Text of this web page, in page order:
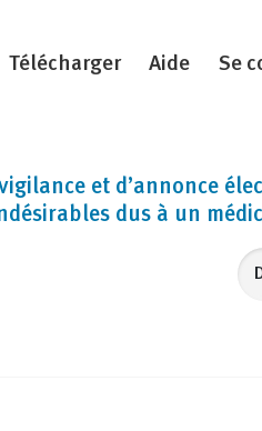
Télécharger Aide Se
et d’annonce
dus à un